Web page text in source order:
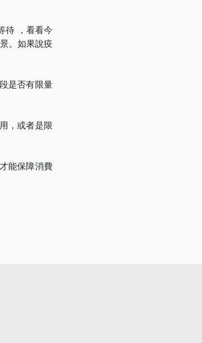
待 ，看看今
。如果說疫
是否有限量
，或者是限
能保障消費